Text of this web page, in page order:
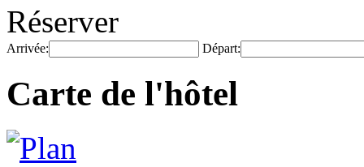
Réserver
Arrivée: Départ:
Carte de l'hôtel